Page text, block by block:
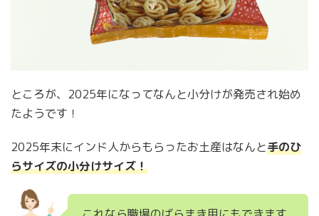
ところが、2025年になってなんと小分けが発売され始め
たようです！
2025年末にインド人からもらったお土産はなんと手のひ
らサイズの小分けサイズ！